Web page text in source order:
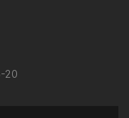
20